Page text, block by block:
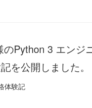
のPython 3 エンジ
を公開しました。
体験記